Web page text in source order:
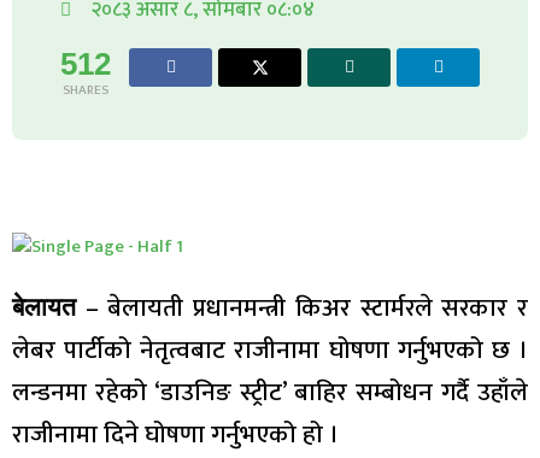
२०८३ असार ८, सोमबार ०८:०४
512
SHARES
बेलायत– बेलायती प्रधानमन्त्री किअर स्टार्मरले सरकार र
लेबर पार्टीको नेतृत्वबाट राजीनामा घोषणा गर्नुभएको छ ।
लन्डनमा रहेको ‘डाउनिङ स्ट्रीट’ बाहिर सम्बोधन गर्दै उहाँले
राजीनामा दिने घोषणा गर्नुभएको हो ।